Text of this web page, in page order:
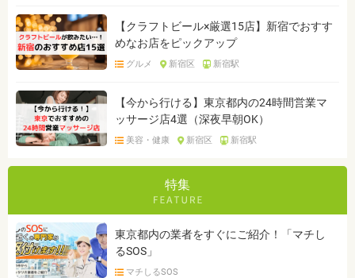
【クラフトビール×厳選15店】新宿でおすす
めなお店をピックアップ
グルメ 新宿区 新宿駅
【今から行ける】東京都内の24時間営業マ
ッサージ店4選（深夜早朝OK）
美容・健康 新宿区 新宿駅
特集
東京都内の業者をすぐにご紹介！「マチし
るSOS」
マチしるSOS